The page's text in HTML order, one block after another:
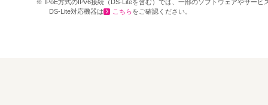
IPoE方式のIPv6接続（DS-Liteを含む）では、一部のソフトウェアやサー
DS-Lite対応機器は
こちらをご確認ください。